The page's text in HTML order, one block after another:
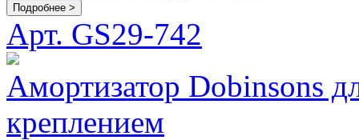
Подробнее >
Арт. GS29-742
Амортизатор Dobinsons
креплением